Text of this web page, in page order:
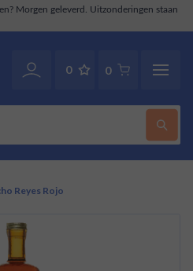
Klantenservice070-2141946. Ook
0 0
Reyes Rojo